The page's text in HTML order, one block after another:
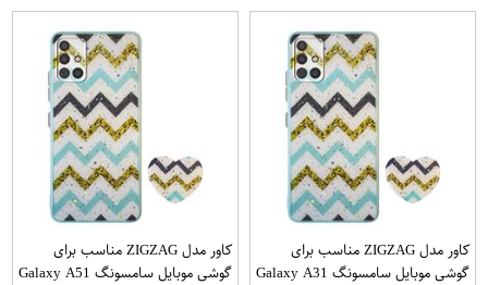
کاور مدل ZIGZAG مناسب برای
گوشی موبایل سامسونگ Galaxy A31
کاور مدل ZIGZAG مناسب برای
گوشی موبایل سامسونگ Galaxy A51